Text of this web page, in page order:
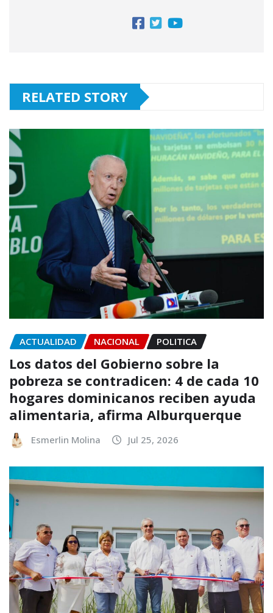
RELATED STORY
ACTUALIDAD NACIONAL POLITICA
Los datos del Gobierno sobre la
pobreza se contradicen: 4 de cada 10
hogares dominicanos reciben ayuda
alimentaria, afirma Alburquerque
Esmerlin Molina Jul 25, 2026